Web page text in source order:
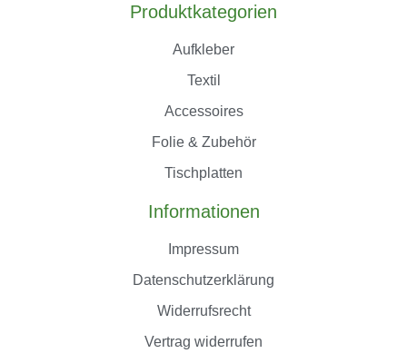
Produktkategorien
Aufkleber
Textil
Accessoires
Folie & Zubehör
Tischplatten
Informationen
Impressum
Datenschutzerklärung
Widerrufsrecht
Vertrag widerrufen